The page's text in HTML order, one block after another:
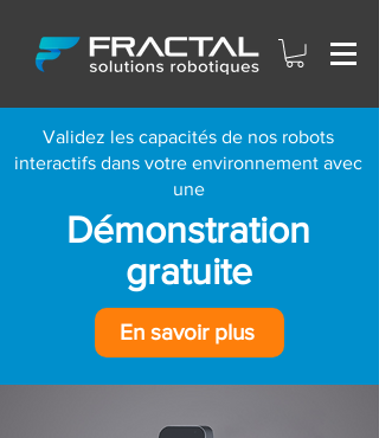
Validez les capacités de nos robots
interactifs dans votre environnement avec
une
Démonstration
gratuite
En savoir plus